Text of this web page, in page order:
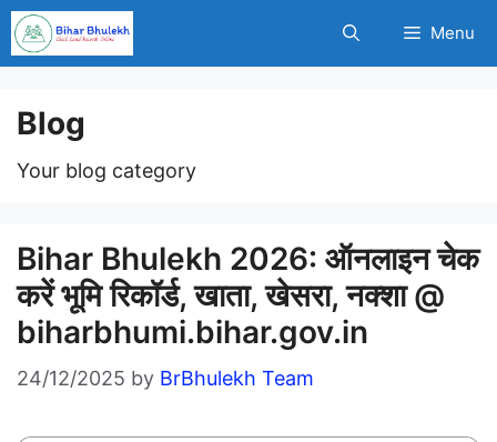
Skip
to
content
Menu
Blog
Your blog category
Bihar Bhulekh 2026: ऑनलाइन चेक
करें भूमि रिकॉर्ड, खाता, खेसरा, नक्शा @
biharbhumi.bihar.gov.in
24/12/2025 by BrBhulekh Team